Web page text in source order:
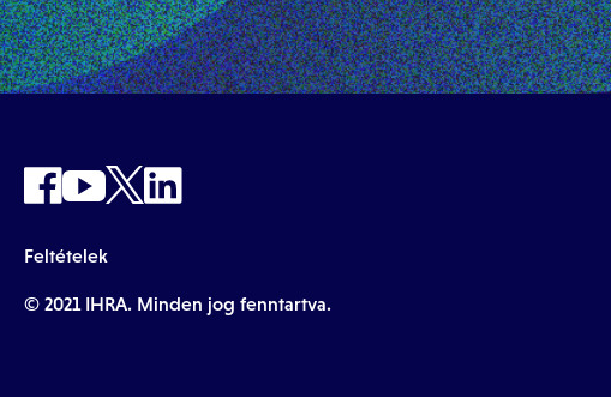
Feltételek
© 2021 IHRA. Minden jog fenntartva.